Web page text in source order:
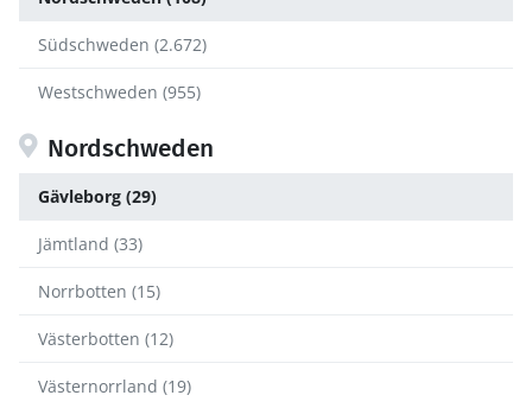
Südschweden (2.672)
Westschweden (955)
Nordschweden
Gävleborg (29)
Jämtland (33)
Norrbotten (15)
Västerbotten (12)
Västernorrland (19)